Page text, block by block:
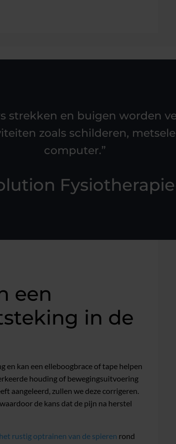
strekken en buigen worden
zoals schilderen,
computer.”
een
in de
en kan een elleboogbrace of tape helpen
houding of bewegingsuitvoering
aangeleerd, zullen we deze corrigeren.
de kans dat de pijn na herstel
rustig optrainen van de spieren rond